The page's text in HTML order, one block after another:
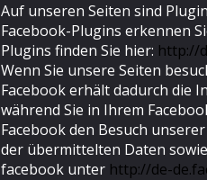
Auf unseren Seiten sind
Facebook-Plugins erkennen
Plugins finden Sie hier: http://
Wenn Sie unsere Seiten
Facebook erhält dadurch die
während Sie in Ihrem
Facebook den Besuch
der übermittelten Daten
facebook unter http://de-